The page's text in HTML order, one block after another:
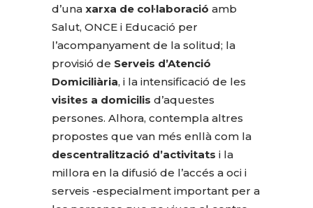
d’una xarxa de col·laboració amb
Salut, ONCE i Educació per
l’acompanyament de la solitud; la
provisió de Serveis d’Atenció
Domiciliària, i la intensificació de les
visites a domicilis d’aquestes
persones. Alhora, contempla altres
propostes que van més enllà com la
descentralització d’activitats i la
millora en la difusió de l’accés a oci i
serveis -especialment important per a